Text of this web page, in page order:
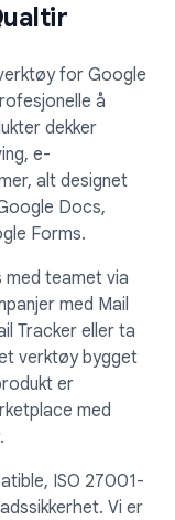
for Google
å
dekker
e-
alt designet
Docs,
Forms.
med teamet via
med Mail
Tracker eller ta
verktøy bygget
er
med
ISO 27001-
Vi er